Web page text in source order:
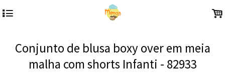
4 .
Conjunto de blusa boxy over em meia
malha com shorts Infanti - 82933